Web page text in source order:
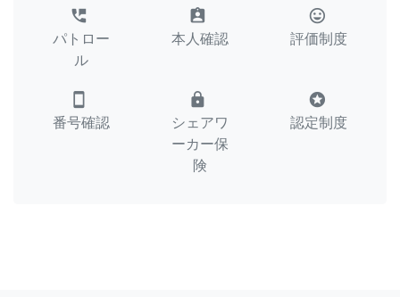
perm_phone_msg
パトロー
ル
assignment_ind
本人確認
tag_faces
評価制度
smartphone
番号確認
lock
シェアワ
ーカー保
険
stars
認定制度